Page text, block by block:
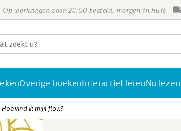
Op werkdagen voor 23:00 besteld, morgen in huis
Overige boekenInteractief lerenNu lezen
Hoe vind ik mijn flow?